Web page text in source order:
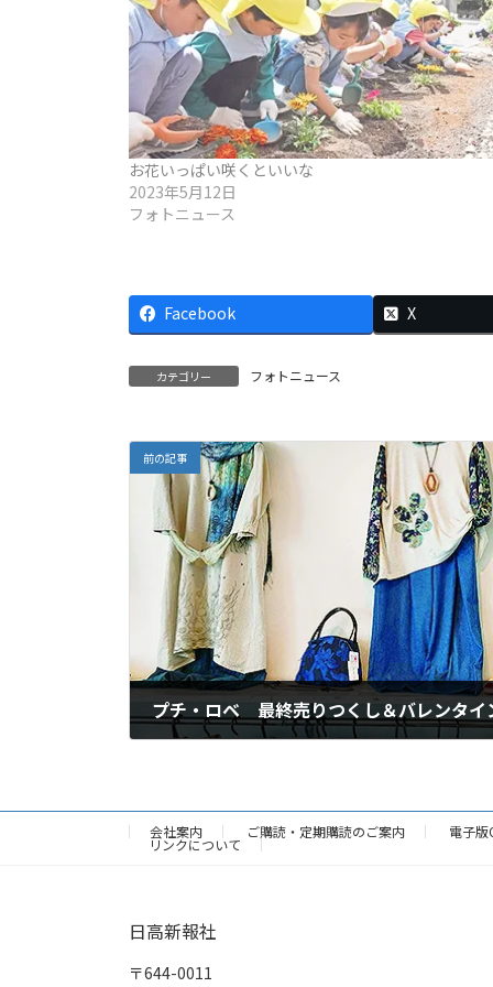
お花いっぱい咲くといいな
2023年5月12日
フォトニュース
Facebook X
カテゴリー フォトニュース
前の記事
プチ・ロベ 最終売りつくし＆バレンタイ
会社案内 ご購読・定期購読のご案内 電子版
リンクについて
日高新報社
〒644-0011